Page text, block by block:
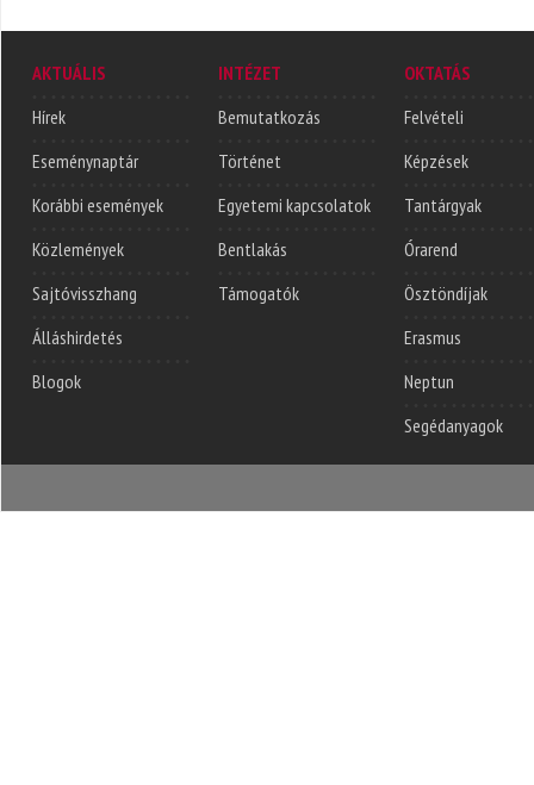
AKTUÁLIS
Hírek
Eseménynaptár
Korábbi események
Közlemények
Sajtóvisszhang
Álláshirdetés
Blogok
INTÉZET
Bemutatkozás
Történet
Egyetemi kapcsolatok
Bentlakás
Támogatók
OKTATÁS
Felvételi
Képzések
Tantárgyak
Órarend
Ösztöndíjak
Erasmus
Neptun
Segédanyagok